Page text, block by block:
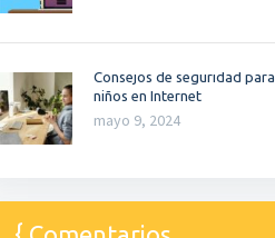
Consejos de seguridad para
niños en Internet
mayo 9, 2024